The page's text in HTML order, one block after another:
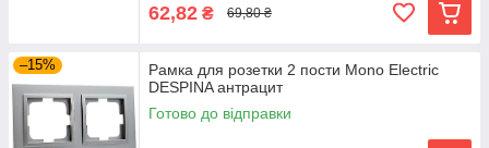
62,82 ₴ 69,80 ₴
–15%
Рамка для розетки 2 пости Mono Electric
DESPINA антрацит
Готово до відправки